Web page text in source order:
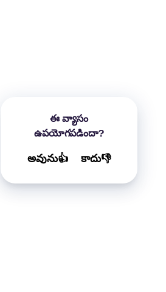
ఈ వ్యాసం
ఉపయోగపడిందా?
అవును👍 కాదు👎